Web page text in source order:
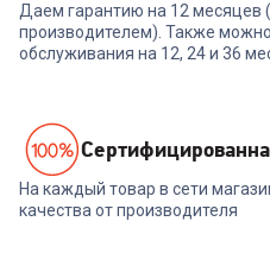
Даем гарантию на 12 месяцев
производителем). Также
обслуживания на 12, 24 и 36
На каждый товар в сети
качества от производителя